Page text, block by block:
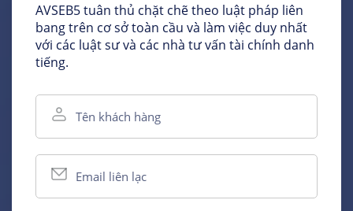
AVSEB5 tuân thủ chặt chẽ theo luật pháp liên
bang trên cơ sở toàn cầu và làm việc duy nhất
với các luật sư và các nhà tư vấn tài chính danh
tiếng.